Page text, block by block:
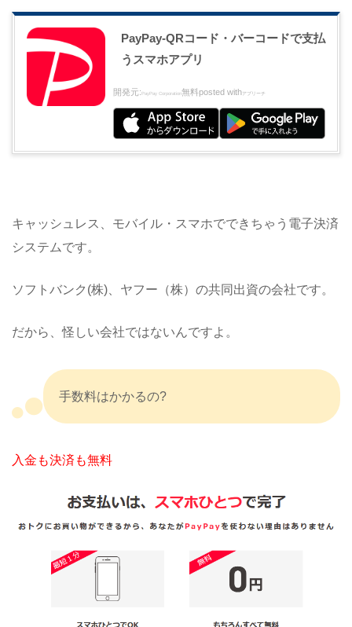
PayPay-QRコード・バーコードで支払
うスマホアプリ
開発元:PayPay Corporation無料posted withアプリーチ
キャッシュレス、モバイル・スマホでできちゃう電子決済
システムです。
ソフトバンク(株)、ヤフー（株）の共同出資の会社です。
だから、怪しい会社ではないんですよ。
手数料はかかるの?
入金も決済も無料